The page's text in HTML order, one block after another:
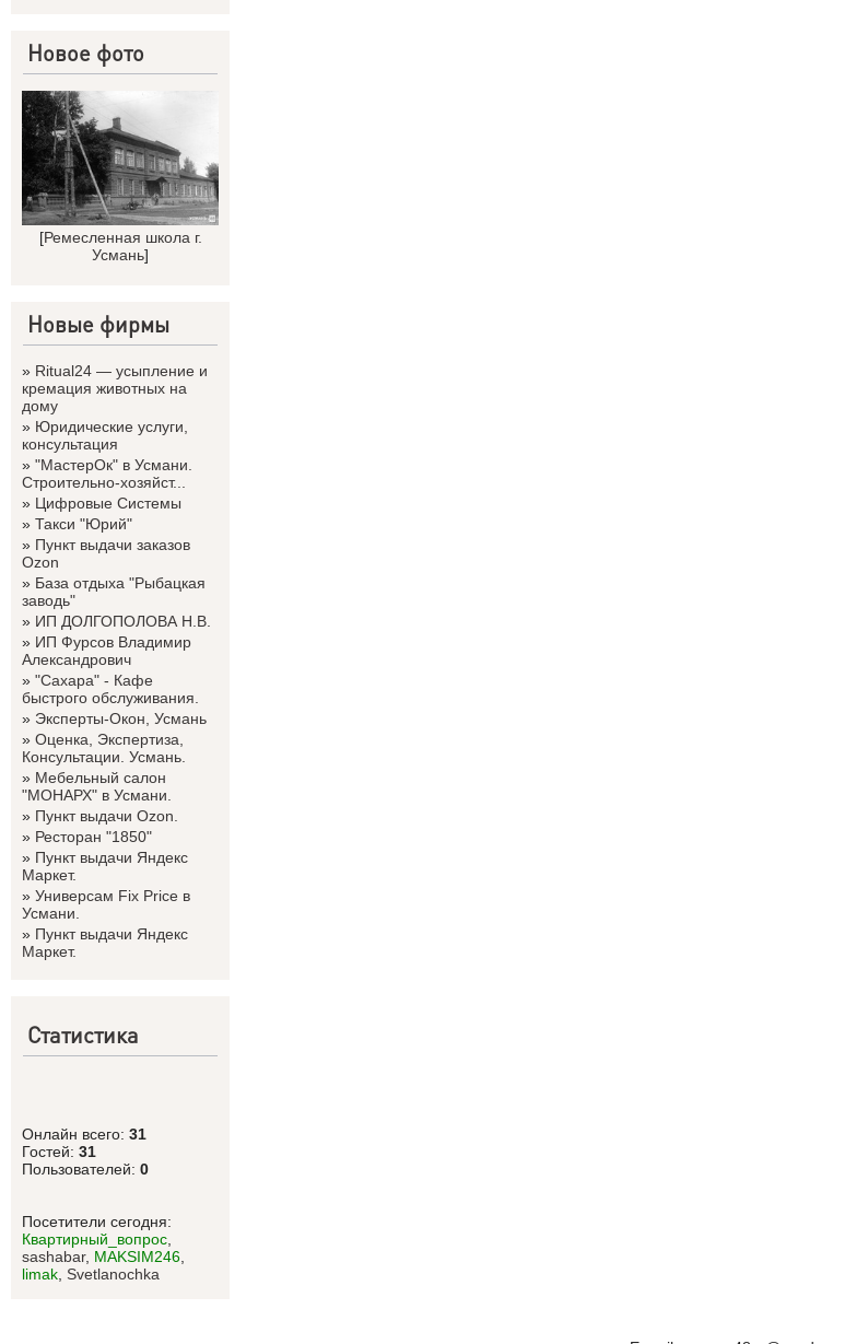
Новое фото
[Ремесленная школа г.
Усмань]
Новые фирмы
» Ritual24 — усыпление и
кремация животных на
дому
» Юридические услуги,
консультация
» "МастерОк" в Усмани.
Строительно-хозяйст...
» Цифровые Системы
» Такси "Юрий"
» Пункт выдачи заказов
Ozon
» База отдыха "Рыбацкая
заводь"
» ИП ДОЛГОПОЛОВА Н.В.
» ИП Фурсов Владимир
Александрович
» "Сахара" - Кафе
быстрого обслуживания.
» Эксперты-Окон, Усмань
» Оценка, Экспертиза,
Консультации. Усмань.
» Мебельный салон
"МОНАРХ" в Усмани.
» Пункт выдачи Ozon.
» Ресторан "1850"
» Пункт выдачи Яндекс
Маркет.
» Универсам Fix Price в
Усмани.
» Пункт выдачи Яндекс
Маркет.
Статистика
Онлайн всего: 31
Гостей: 31
Пользователей: 0
Посетители сегодня:
Квартирный_вопрос
sashabar, MAKSIM246
limak Svetlanоchka